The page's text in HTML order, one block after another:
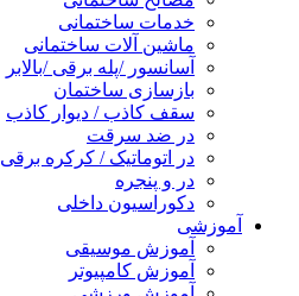
خدمات ساختمانی
ماشین آلات ساختمانی
آسانسور /پله برقی /بالابر
بازسازی ساختمان
سقف کاذب / دیوار کاذب
در ضد سرقت
در اتوماتیک / کرکره برقی
در و پنجره
دکوراسیون داخلی
آموزشی
آموزش موسیقی
آموزش کامپیوتر